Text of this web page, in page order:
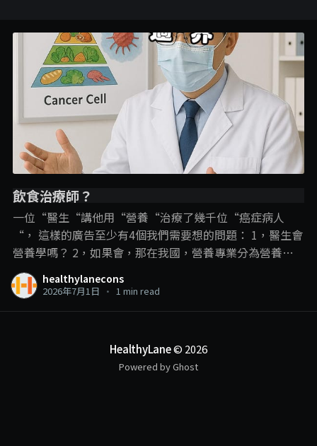
飲食治療師？
一位“醫生“講他用“營養“治療了幾千位“癌症病人
“， 這樣的廣告至少有4個我們需要想的問題： 1，醫生會
營養學嗎？ 2，如果會，那在我國，營養專業分為營養師
和飲食治療師，那他是用哪一個專業內容？ 3，即使是飲
食治療師可以進行疾病的“飲食治療“，但在這裡，飲食
疾病給治了，尤其是癌症這種複雜的疾病。 4，以醫生的
頭銜，確實可以“治療“癌症，那敢問他是開藥呢？動手
術呢？還是化療電療呢？ 一個線上課程可以做到這些？ . . .
healthylanecons
2026年7月1日 • 1 min read
HealthyLane© 2026
Powered by Ghost